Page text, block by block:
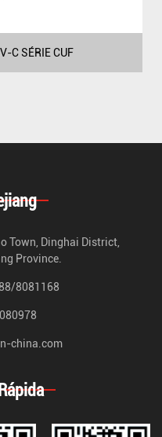
C SÉRIE CUF
Town, Dinghai District,
Province.
8081168
china.com